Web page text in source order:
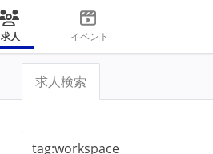
求人 イベント
求人検索